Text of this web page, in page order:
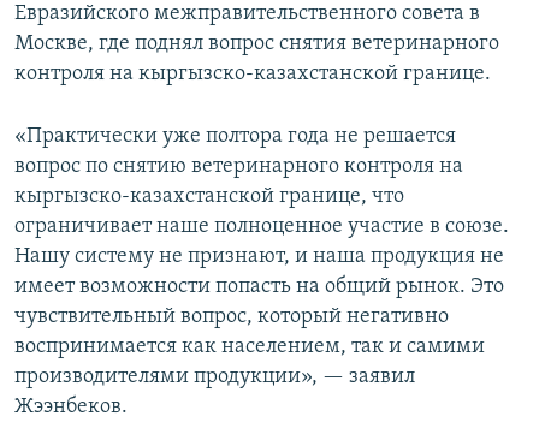
Евразийского межправительственного совета в
Москве, где поднял вопрос снятия ветеринарного
контроля на кыргызско-казахстанской границе.
«Практически уже полтора года не решается
вопрос по снятию ветеринарного контроля на
кыргызско-казахстанской границе, что
ограничивает наше полноценное участие в союзе.
Нашу систему не признают, и наша продукция не
имеет возможности попасть на общий рынок. Это
чувствительный вопрос, который негативно
воспринимается как населением, так и самими
производителями продукции», — заявил
Жээнбеков.